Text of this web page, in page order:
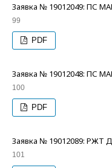
Заявка № 19012049: ПС
99
PDF
Заявка № 19012048: ПС
100
PDF
Заявка № 19012089: РЖТ
101